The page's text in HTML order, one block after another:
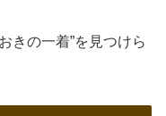
きの一着”を見つけら